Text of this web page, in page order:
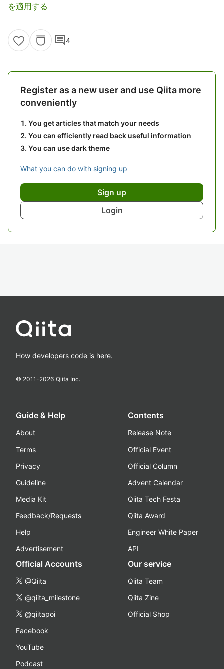
を適用する
comment4
Register as a new user and use Qiita more
conveniently
You get articles that match your needs
You can efficiently read back useful information
You can use dark theme
What you can do with signing up
Sign up
Login
How developers code is here.
© 2011-2026 Qiita Inc.
Guide & Help
About
Terms
Privacy
Guideline
Media Kit
Feedback/Requests
Help
Advertisement
Contents
Release Note
Official Event
Official Column
Advent Calendar
Qiita Tech Festa
Qiita Award
Engineer White Paper
API
Official Accounts
@Qiita
@qiita_milestone
@qiitapoi
Facebook
YouTube
Podcast
Our service
Qiita Team
Qiita Zine
Official Shop